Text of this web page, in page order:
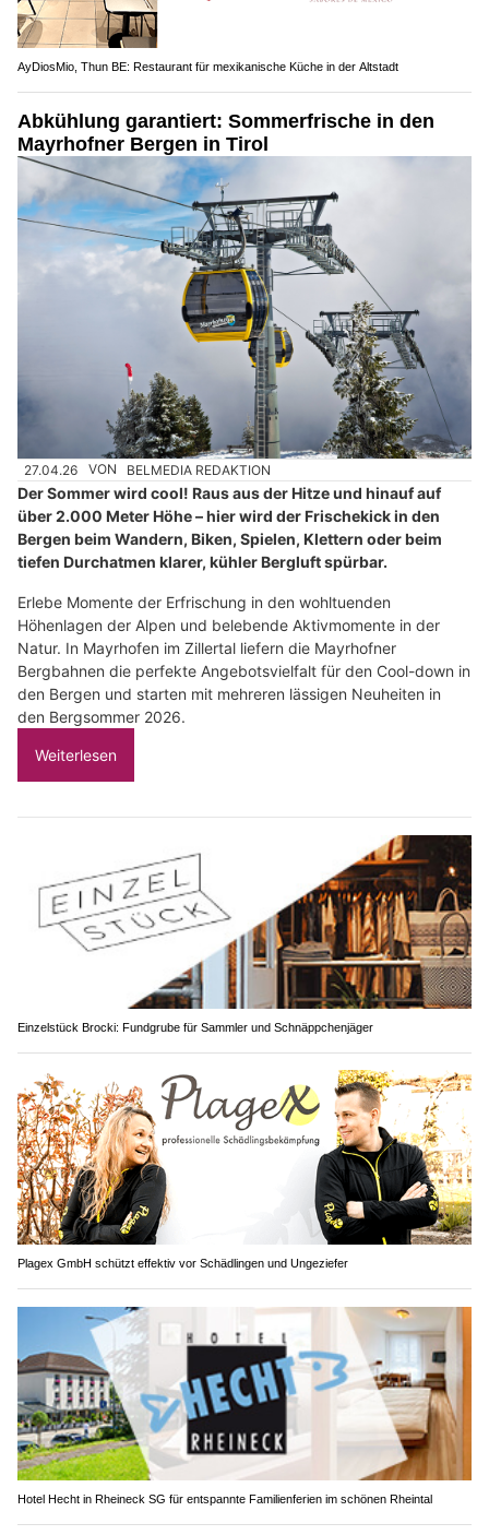
AyDiosMio, Thun BE: Restaurant für mexikanische Küche in der Altstadt
Abkühlung garantiert: Sommerfrische in den
Mayrhofner Bergen in Tirol
27.04.26 VON BELMEDIA REDAKTION
Der Sommer wird cool! Raus aus der Hitze und hinauf auf
über 2.000 Meter Höhe – hier wird der Frischekick in den
Bergen beim Wandern, Biken, Spielen, Klettern oder beim
tiefen Durchatmen klarer, kühler Bergluft spürbar.
Erlebe Momente der Erfrischung in den wohltuenden
Höhenlagen der Alpen und belebende Aktivmomente in der
Natur. In Mayrhofen im Zillertal liefern die Mayrhofner
Bergbahnen die perfekte Angebotsvielfalt für den Cool-down in
den Bergen und starten mit mehreren lässigen Neuheiten in
den Bergsommer 2026.
Weiterlesen
Einzelstück Brocki: Fundgrube für Sammler und Schnäppchenjäger
Plagex GmbH schützt effektiv vor Schädlingen und Ungeziefer
Hotel Hecht in Rheineck SG für entspannte Familienferien im schönen Rheintal